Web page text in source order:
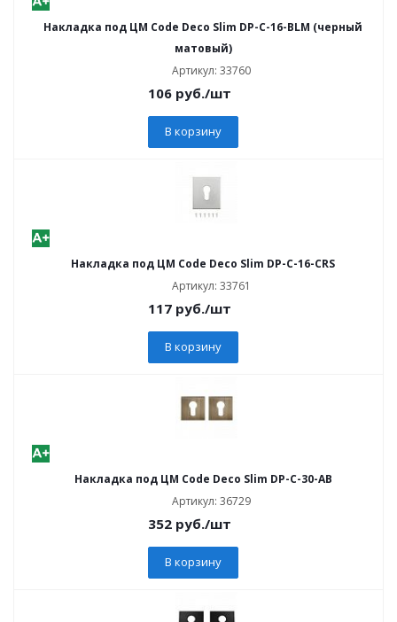
Накладка под ЦМ Code Deco Slim DP-C-16-BLM (черный
матовый)
Артикул: 33760
106 руб./шт
В корзину
Накладка под ЦМ Code Deco Slim DP-C-16-CRS
Артикул: 33761
117 руб./шт
В корзину
Накладка под ЦМ Code Deco Slim DP-C-30-AB
Артикул: 36729
352 руб./шт
В корзину